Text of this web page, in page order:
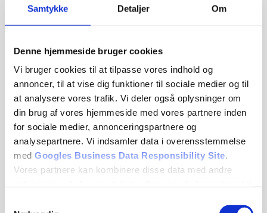
Samtykke Detaljer Om
Denne hjemmeside bruger cookies
Vi bruger cookies til at tilpasse vores indhold og
annoncer, til at vise dig funktioner til sociale medier og til
at analysere vores trafik. Vi deler også oplysninger om
din brug af vores hjemmeside med vores partnere inden
for sociale medier, annonceringspartnere og
analysepartnere. Vi indsamler data i overensstemmelse
med Googles Business Data Responsibility Site.
Vores partnere kan kombinere disse data med andre
kunder hver gang.
KONTAKT OS FOR EN SAMTALE
OM DINE BEHOV
Som din låsesmed i Rødovre ved vi, at alle behov er unikke.
Derfor er vi altid klar til at indgå i en dialog med dig om
dine ønsker og behov. Vi sørger for kyndig vejledning og
rådgivning, og tilpasser os altid dine specifikke behov.
Kontakt os endelig for en uforpligtende samtale omkring
hvis du mangler en låsesmed et andet sted i
København. Vi